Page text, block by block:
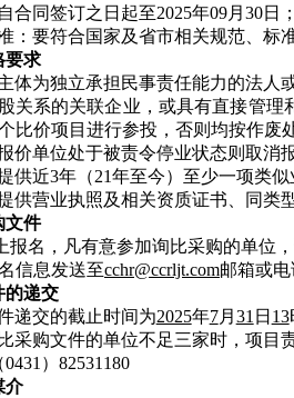
合同签订之日起至2025年09月30日
；
：要符合国家及省市相关规范、标
要求
体为独立承担民事责任能力的法人
关系的关联企业，或具有直接管
比价项目进行参投，否则均按作废
价单位处于被责令停业状态则取消
供近3年（21年至今）至少一项类
供营业执照及相关资质证书、同类
文件
报名，凡有意参加询比采购的单位
信息发送至cchr@ccrljt.com邮箱或电
的递交
递交的截止时间为2025年7月 31 日 13
采购文件的单位不足三家时，项目
0431）82531180
介